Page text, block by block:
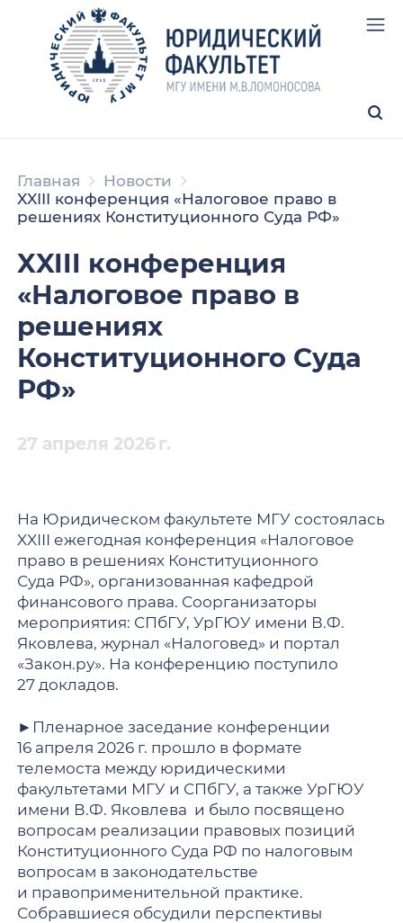
Главная
Новости
XXIII конференция «Налоговое право в
решениях Конституционного Суда РФ»
XXIII конференция
«Налоговое право в
решениях
Конституционного Суда
РФ»
27 апреля 2026 г.
На Юридическом факультете МГУ состоялась
XXIII ежегодная конференция «Налоговое
право в решениях Конституционного
Суда РФ», организованная кафедрой
финансового права. Соорганизаторы
мероприятия: СПбГУ, УрГЮУ имени В.Ф.
Яковлева, журнал «Налоговед» и портал
«Закон.ру». На конференцию поступило
27 докладов.
►Пленарное заседание конференции
16 апреля 2026 г. прошло в формате
телемоста между юридическими
факультетами МГУ и СПбГУ, а также УрГЮУ
имени В.Ф. Яковлева и было посвящено
вопросам реализации правовых позиций
Конституционного Суда РФ по налоговым
вопросам в законодательстве
и правоприменительной практике.
Собравшиеся обсудили перспективы